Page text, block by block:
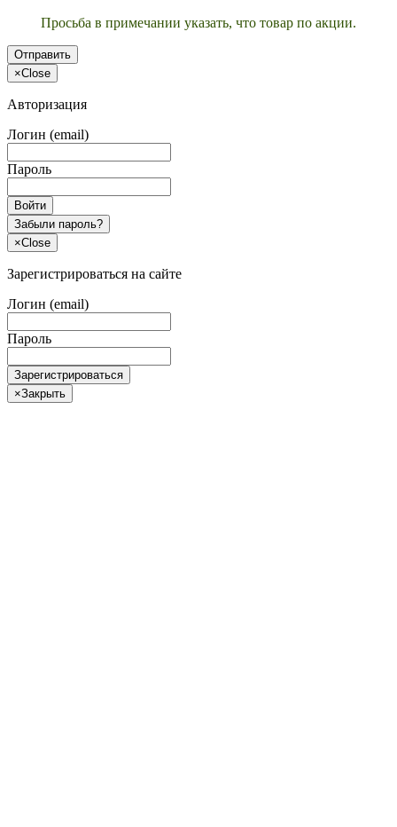
Просьба в примечании указать, что товар по акции.
Отправить
×Close
Авторизация
Логин (email)
Пароль
Войти
Забыли пароль?
×Close
Зарегистрироваться на сайте
Логин (email)
Пароль
Зарегистрироваться
×Закрыть